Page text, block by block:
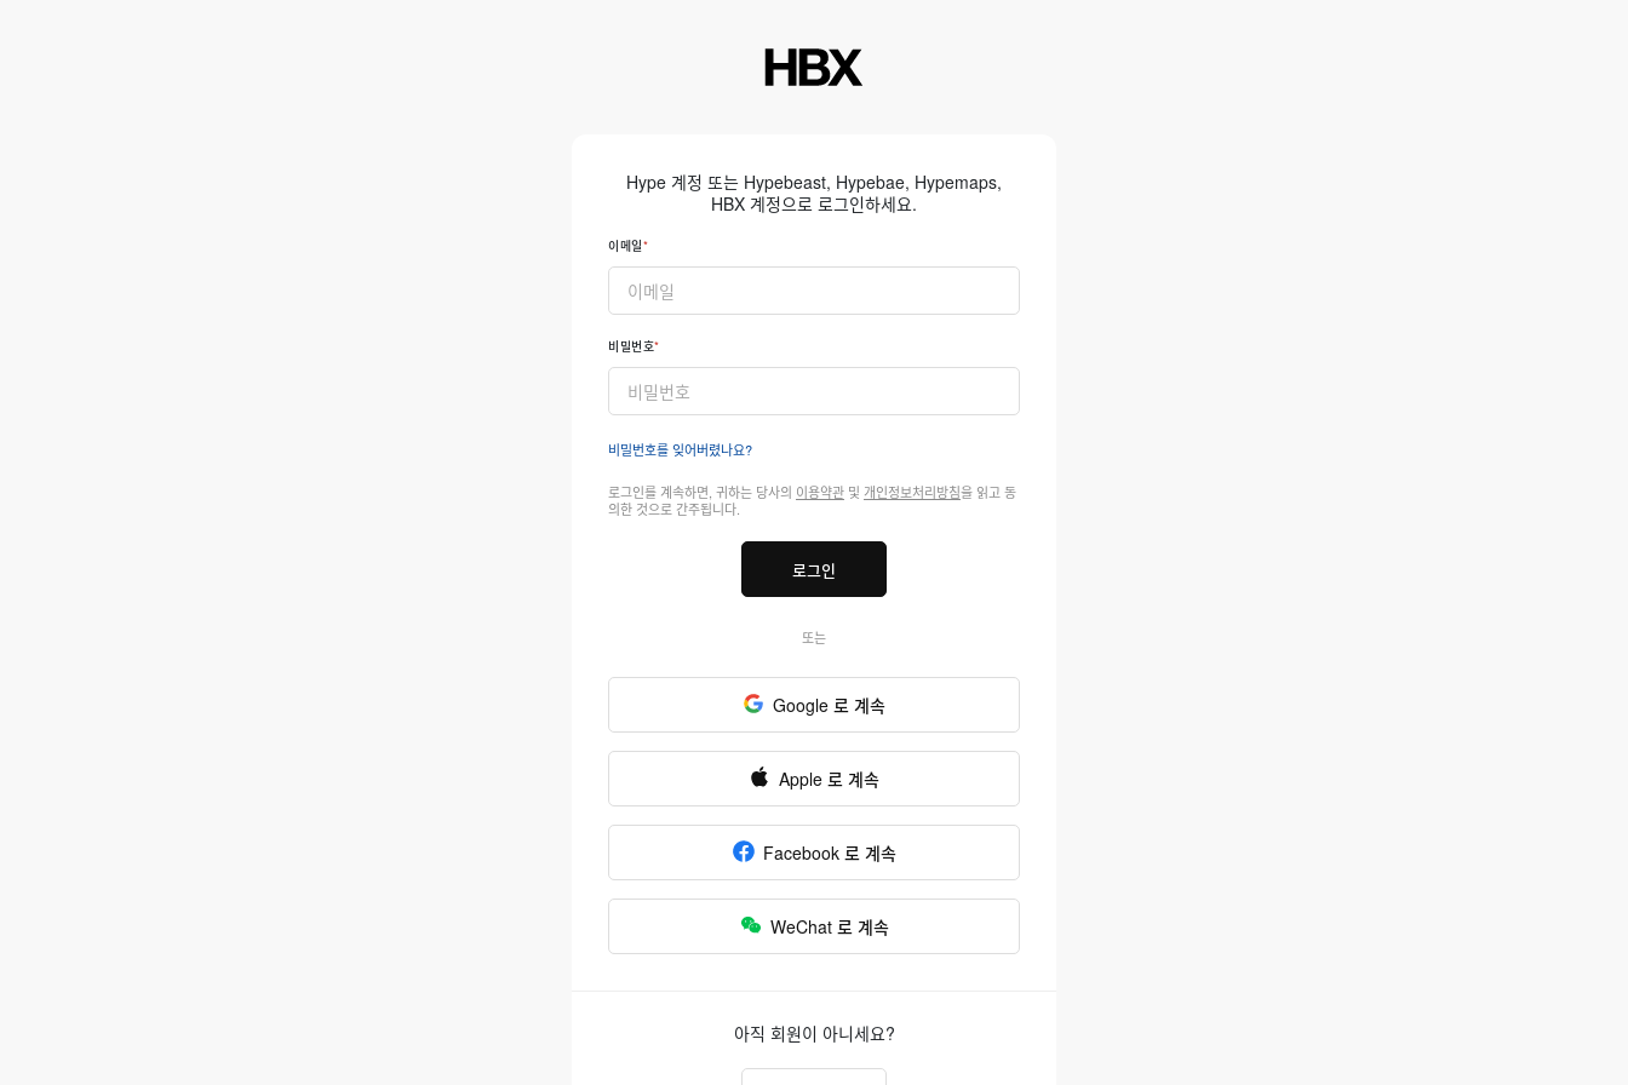
Hype 계정 또는 Hypebeast, Hypebae, Hypemaps,
HBX 계정으로 로그인하세요.
이메일
비밀번호
비밀번호를 잊어버렸나요?
로그인를 계속하면, 귀하는 당사의 이용약관 및 개인정보처리방침을 읽고 동
의한 것으로 간주됩니다.
로그인
또는
Google 로 계속
Apple 로 계속
Facebook 로 계속
WeChat 로 계속
아직 회원이 아니세요?